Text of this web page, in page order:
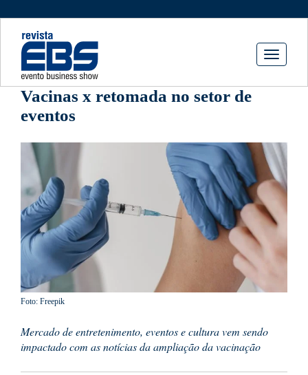
Toggle
Vacinas x retomada no setor de
eventos
Foto: Freepik
Mercado de entretenimento, eventos e cultura vem sendo
impactado com as notícias da ampliação da vacinação